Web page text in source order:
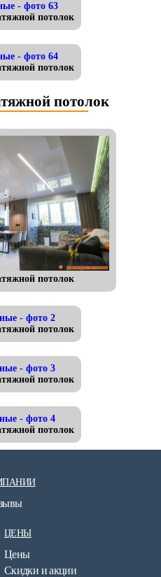
потолок
потолок
потолок
потолок
потолок
потолок
потолок
ЦЕНЫ
Цены
Скидки и акции